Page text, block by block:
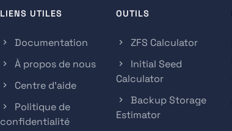
LIENS UTILES
Documentation
À propos de nous
Centre d'aide
Politique de
confidentialité
OUTILS
ZFS Calculator
Initial Seed
Calculator
Backup Storage
Estimator